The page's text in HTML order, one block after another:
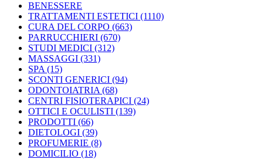
BENESSERE
TRATTAMENTI ESTETICI (1110)
CURA DEL CORPO (663)
PARRUCCHIERI (670)
STUDI MEDICI (312)
MASSAGGI (331)
SPA (15)
SCONTI GENERICI (94)
ODONTOIATRIA (68)
CENTRI FISIOTERAPICI (24)
OTTICI E OCULISTI (139)
PRODOTTI (66)
DIETOLOGI (39)
PROFUMERIE (8)
DOMICILIO (18)